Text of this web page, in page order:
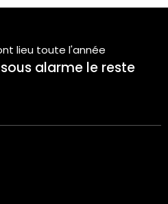
lieu toute l'année
alarme le reste